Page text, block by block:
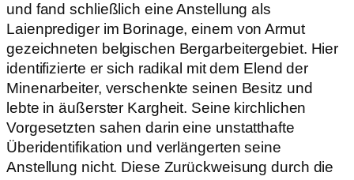
und fand schließlich eine Anstellung als
Laienprediger im Borinage, einem von Armut
gezeichneten belgischen Bergarbeitergebiet. Hier
identifizierte er sich radikal mit dem Elend der
Minenarbeiter, verschenkte seinen Besitz und
lebte in äußerster Kargheit. Seine kirchlichen
Vorgesetzten sahen darin eine unstatthafte
Überidentifikation und verlängerten seine
Anstellung nicht. Diese Zurückweisung durch die